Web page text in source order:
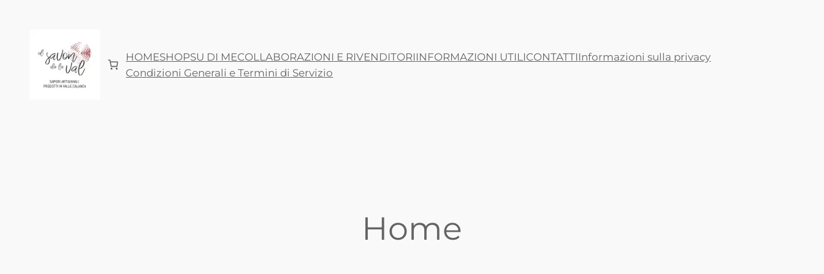
HOMESHOPSU DI MECOLLABORAZIONI E RIVENDITORIINFORMAZIONI UTILICONTATTIInformazioni sulla privacy
Condizioni Generali e Termini di Servizio
Home